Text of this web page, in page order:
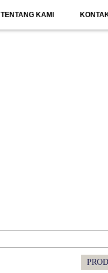
TENTANG KAMI